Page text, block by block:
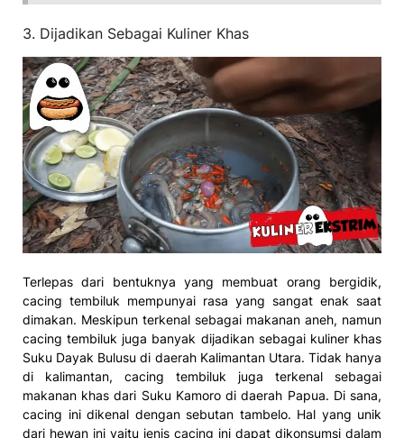
3. Dijadikan Sebagai Kuliner Khas
Terlepas dari bentuknya yang membuat orang bergidik,
cacing tembiluk mempunyai rasa yang sangat enak saat
dimakan. Meskipun terkenal sebagai makanan aneh, namun
cacing tembiluk juga banyak dijadikan sebagai kuliner khas
Suku Dayak Bulusu di daerah Kalimantan Utara. Tidak hanya
di kalimantan, cacing tembiluk juga terkenal sebagai
makanan khas dari Suku Kamoro di daerah Papua. Di sana,
cacing ini dikenal dengan sebutan tambelo. Hal yang unik
dari hewan ini yaitu jenis cacing ini dapat dikonsumsi dalam